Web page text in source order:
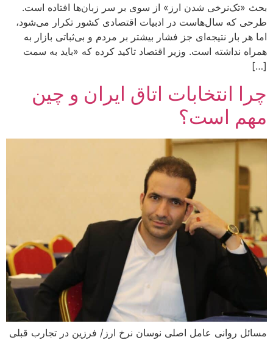
بحث «تک‌نرخی شدن ارز» از سوی بر سر زبان‌ها افتاده است.
طرحی که سال‌هاست در ادبیات اقتصادی کشور تکرار می‌شود،
اما هر بار نتیجه‌ای جز فشار بیشتر بر مردم و بی‌ثباتی بازار به
همراه نداشته است. وزیر اقتصاد تاکید کرده که «باید به سمت
[…]
چرا انتخابات اتاق ایران و چین
مهم است؟
مسائل روانی عامل اصلی نوسان نرخ ارز/ فرزین در تجارب قبلی